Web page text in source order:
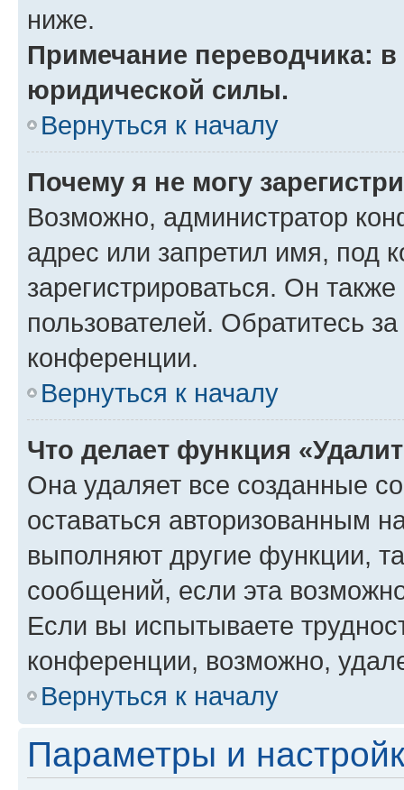
ниже.
Примечание переводчика:
юридической силы.
Вернуться к началу
Почему я не могу
Возможно, администратор
адрес или запретил имя, под
зарегистрироваться. Он
пользователей. Обратитесь
конференции.
Вернуться к началу
Что делает функция
Она удаляет все созданные
оставаться авторизованным
выполняют другие функции,
сообщений, если эта
Если вы испытываете
конференции, возможно,
Вернуться к началу
Параметры и